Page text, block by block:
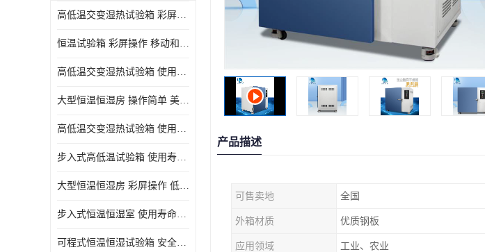
高低温交变湿热试验箱 彩屏操作 移动和放置方便
恒温试验箱 彩屏操作 移动和放置方便
高低温交变湿热试验箱 使用寿命长 优良外油漆
大型恒温恒湿房 操作简单 美观实用 清洁更方便
高低温交变湿热试验箱 使用寿命长 造型美观大方新颖
步入式高低温试验箱 使用寿命长 低耗电量 平稳电流
大型恒温恒湿房 彩屏操作 低耗电量 平稳电流
步入式恒温恒湿室 使用寿命长 移动和放置方便
可程式恒温恒湿试验箱 安全可靠 美观实用 清洁更方便
产品描述
可售卖地 全国
外箱材质 优质钢板
应用领域 工业、农业